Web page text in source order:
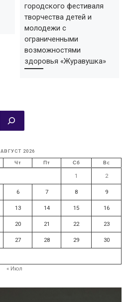
городского фестиваля
творчества детей и
молодежи с
ограниченными
возможностями
здоровья «Журавушка»
АВГУСТ 2026
Чт Пт Сб Вс
1 2
6 7 8 9
13 14 15 16
20 21 22 23
27 28 29 30
« Июл